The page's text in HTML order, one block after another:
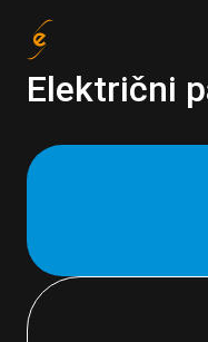
Električni